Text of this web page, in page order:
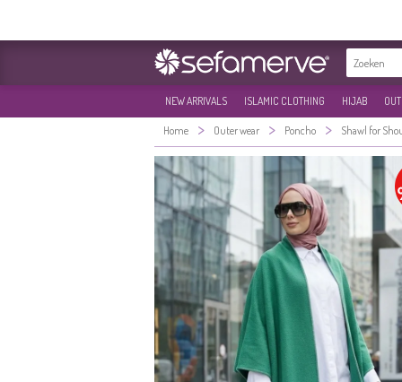
NEW ARRIVALS ISLAMIC CLOTHING HIJAB
Home > Outer wear > Poncho > Shawl for